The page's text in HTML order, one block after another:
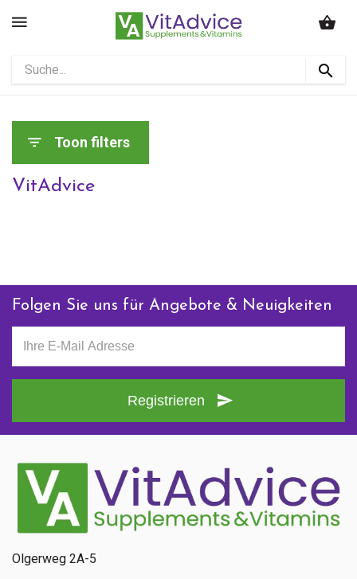
Toon filters
VitAdvice
Folgen Sie uns für Angebote & Neuigkeiten
Registrieren
Olgerweg 2A-5